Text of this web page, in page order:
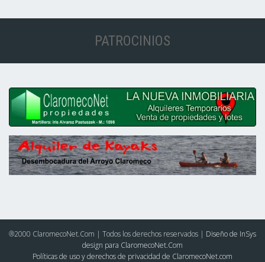
PATROCINIOS
®2000 ClaromecoNet.Com | Todos los derechos reservados | Diseño de InSys
design para ClaromecoNet.Com
Políticas de uso y derechos de privacidad de ClaromecoNet.com